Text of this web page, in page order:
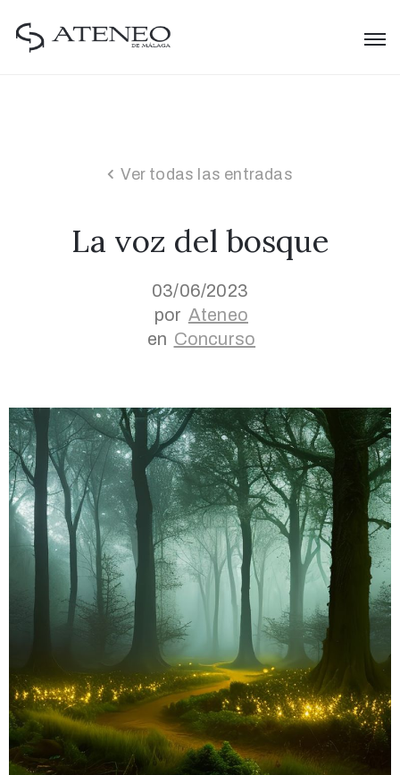
Ver todas las entradas
La voz del bosque
03/06/2023
por Ateneo
en Concurso